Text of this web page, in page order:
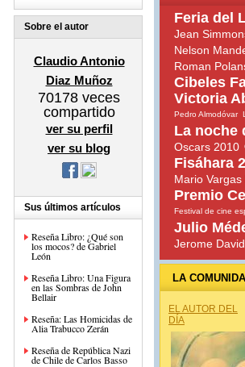
Sobre el autor
Claudio Antonio
Diaz Muñoz
70178 veces
compartido
ver su perfil
ver su blog
Sus últimos artículos
Reseña Libro: ¿Qué son
los mocos? de Gabriel
León
Reseña Libro: Una Figura
en las Sombras de John
Bellair
Reseña: Las Homicidas de
Alia Trabucco Zerán
Reseña de República Nazi
de Chile de Carlos Basso
Feria del
Jean
Nelson
Roman
Cibeles
Victoria
Pedro Almodóvar
La noche
Oscars 2010
Fisáhara
Mario Vargas
Premio
Festival de cine
Julio
Jerome
LA
EL AUTOR DEL
DÍA